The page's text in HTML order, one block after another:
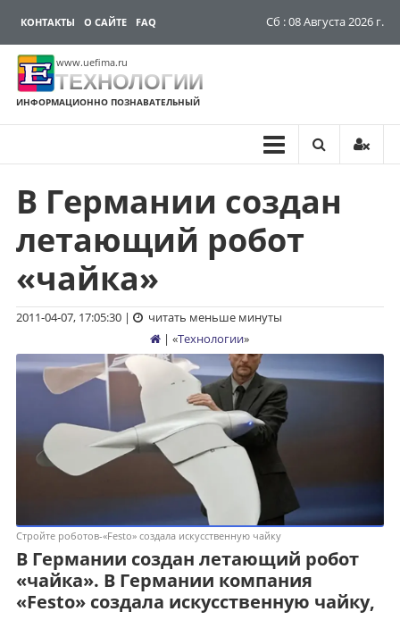
КОНТАКТЫ О САЙТЕ FAQ Сб : 08 Августа 2026 г.
www.uefima.ru
ТЕХНОЛОГИИ
ИНФОРМАЦИОННО ПОЗНАВАТЕЛЬНЫЙ
Перейти
содержимому
В Германии создан
летающий робот
«чайка»
2011-04-07, 17:05:30|
читать меньше минуты
| «Технологии»
Стройте роботов-«Festo» создала искусственную чайку
В Германии создан летающий робот
«чайка». В Германии компания
«Festo» создала искусственную чайку,